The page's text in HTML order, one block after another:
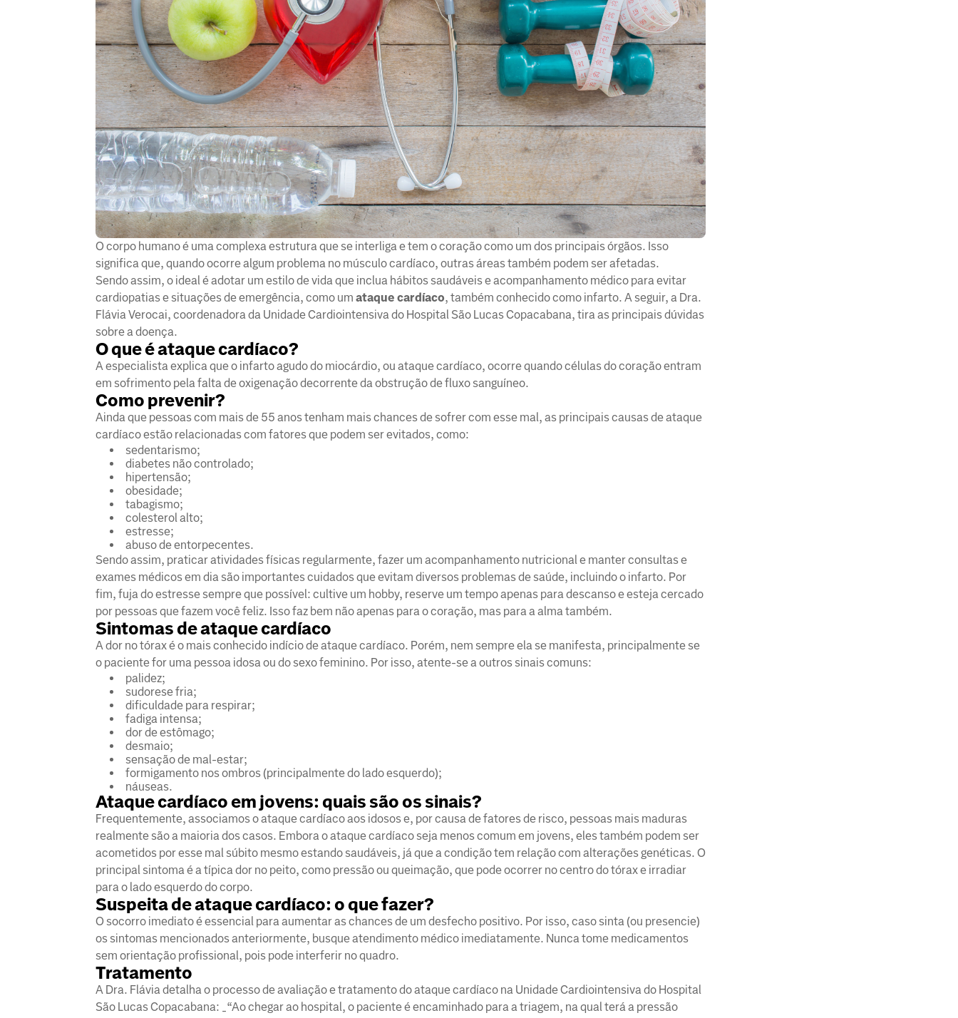
​​O corpo humano é uma complexa estrutura que se interliga e tem o coração como um dos principais órgãos. Isso
significa que, quando ocorre algum problema no músculo cardíaco, outras áreas também podem ser afetadas.
Sendo assim, o ideal é adotar um estilo de vida que inclua hábitos saudáveis e acompanhamento médico para evitar
cardiopatias e situações de emergência, como um ataque cardíaco, também conhecido como infarto. A seguir, a Dra.
Flávia Verocai, coordenadora da Unidade Cardiointensiva do Hospital São Lucas Copacabana, tira as principais dúvidas
sobre a doença.
O que é ataque cardíaco?
A especialista explica que o infarto agudo do miocárdio, ou ataque cardíaco, ocorre quando células do coração entram
em sofrimento pela falta de oxigenação decorrente da obstrução de fluxo sanguíneo.
Como prevenir?
Ainda que pessoas com mais de 55 anos tenham mais chances de sofrer com esse mal, as principais causas de ataque
cardíaco estão relacionadas com fatores que podem ser evitados, como:
sedentarismo;
diabetes não controlado;
hipertensão;
obesidade;
tabagismo;
colesterol alto;
estresse;
abuso de entorpecentes.
Sendo assim, praticar atividades físicas regularmente, fazer um acompanhamento nutricional e manter consultas e
exames médicos em dia são importantes cuidados que evitam diversos problemas de saúde, incluindo o infarto. Por
fim, fuja do estresse sempre que possível: cultive um hobby, reserve um tempo apenas para descanso e esteja cercado
por pessoas que fazem você feliz. Isso faz bem não apenas para o coração, mas para a alma também.
Sintomas de ataque cardíaco
A dor no tórax é o mais conhecido indício de ataque cardíaco. Porém, nem sempre ela se manifesta, principalmente se
o paciente for uma pessoa idosa ou do sexo feminino. Por isso, atente-se a outros sinais comuns:
palidez;
sudorese fria;
dificuldade para respirar;
fadiga intensa;
dor de estômago;
desmaio;
sensação de mal-estar;
formigamento nos ombros (principalmente do lado esquerdo);
náuseas.
Ataque cardíaco em jovens: quais são os sinais?
Frequentemente, associamos o ataque cardíaco aos idosos e, por causa de fatores de risco, pessoas mais maduras
realmente são a maioria dos casos. Embora o ataque cardíaco seja menos comum em jovens, eles também podem ser
acometidos por esse mal súbito mesmo estando saudáveis, já que a condição tem relação com alterações genéticas. O
principal sintoma é a típica dor no peito, como pressão ou queimação, que pode ocorrer no centro do tórax e irradiar
para o lado esquerdo do corpo.
Suspeita de ataque cardíaco: o que fazer?
O socorro imediato é essencial para aumentar as chances de um desfecho positivo. Por isso, caso sinta (ou presencie)
os sintomas mencionados anteriormente, busque atendimento médico imediatamente. Nunca tome medicamentos
sem orientação profissional, pois pode interferir no quadro.
Tratamento
A Dra. Flávia detalha o processo de avaliação e tratamento do ataque cardíaco na Unidade Cardiointensiva do Hospital
São Lucas Copacabana: _“Ao chegar ao hospital, o paciente é encaminhado para a triagem, na qual terá a pressão